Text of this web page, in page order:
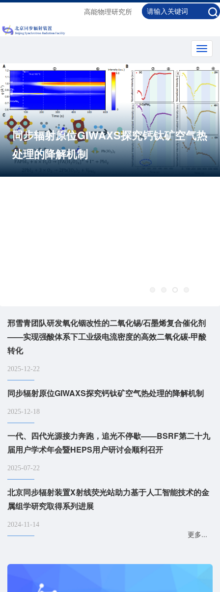
高能物理研究所
同步辐射原位GIWAXS探究钙钛矿空气热
处理的降解机制
邢雪青团队研发氧化铟改性的二氧化锡/石墨烯复合催化剂
——实现强酸体系下工业级电流密度的高效二氧化碳-甲酸
转化
2025-12-22
同步辐射原位GIWAXS探究钙钛矿空气热处理的降解机制
2025-12-18
一代、四代光源接力奔跑，追光不停歇——BSRF第二十九
届用户学术年会暨HEPS用户研讨会顺利召开
2025-07-22
北京同步辐射装置X射线荧光站助力基于人工智能技术的金
属组学研究取得系列进展
2024-11-14
更多...